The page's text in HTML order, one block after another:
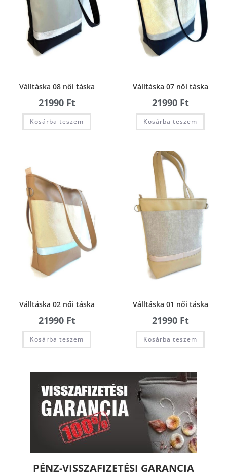
Válltáska 08 női táska
21990 Ft
Kosárba teszem
Válltáska 07 női táska
21990 Ft
Kosárba teszem
Válltáska 02 női táska
21990 Ft
Kosárba teszem
Válltáska 01 női táska
21990 Ft
Kosárba teszem
PÉNZ-VISSZAFIZETÉSI GARANCIA